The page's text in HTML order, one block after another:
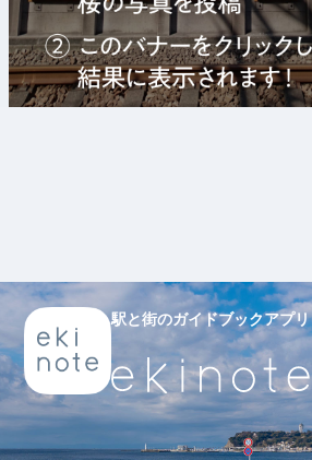
駅と街のガイドブックアプリ